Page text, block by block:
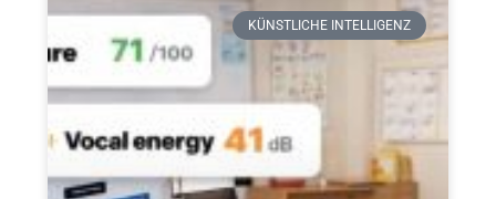
KÜNSTLICHE INTELLIGENZ